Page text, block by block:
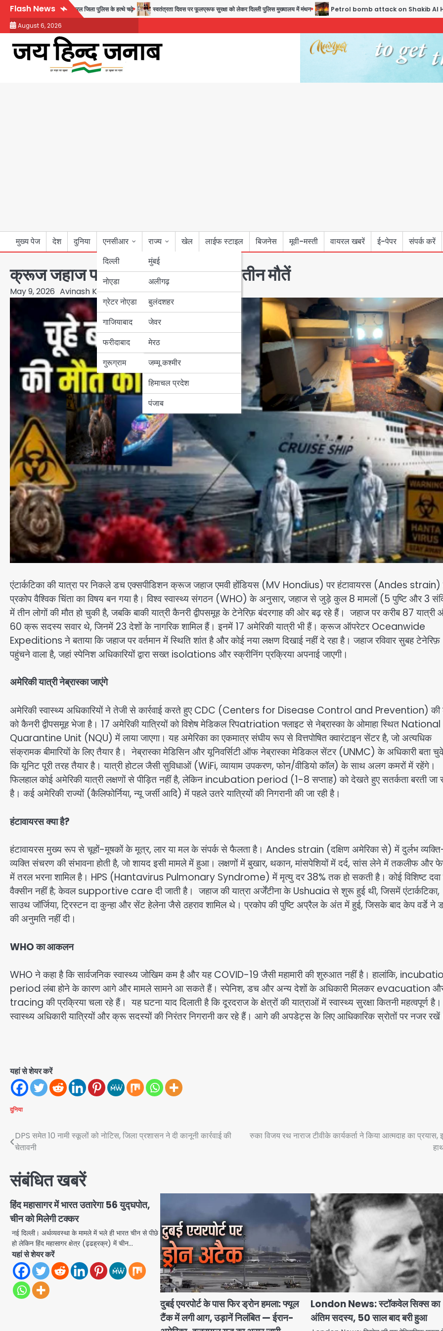
Skip
content
Flash News
बांग्लादेशी नागरिक सेंट्रल जिला पुलिस के हत्थे चढ़े स्वतंत्रता दिवस पर फूलप्रूफ सुरक्षा को लेकर दिल्ली पुलिस मुख्यालय में मंथन Petrol bomb attack on Shakib Al Hasan’s
August 6, 2026
मुख्य पेज देश दुनिया
एनसीआर
दिल्ली
नोएडा
ग्रेटर नोएडा
गाजियाबाद
फरीदाबाद
गुरूग्राम
राज्य
मुंबई
उत्तर प्रदेश
अलीगढ़
बुलंदशहर
जेवर
मेरठ
बिहार
पंजाब
हरियाणा
जम्मू कश्मीर
हिमाचल प्रदेश
पंजाब
खेल लाईफ स्टाइल बिजनेस मूवी-मस्ती वायरल खबरें ई-पेपर संपर्क करें
क्रूज जहाज पर हंटावायरस का प्रकोप, तीन मौतें
May 9, 2026 Avinash Kumar
एंटार्कटिका की यात्रा पर निकले डच एक्सपीडिशन क्रूज जहाज एमवी होंडियस (MV Hondius) पर हंटावायरस (Andes strain)
प्रकोप वैश्विक चिंता का विषय बन गया है। विश्व स्वास्थ्य संगठन (WHO) के अनुसार, जहाज से जुड़े कुल 8 मामलों (5 पुष्टि और 3
में तीन लोगों की मौत हो चुकी है, जबकि बाकी यात्री कैनरी द्वीपसमूह के टेनेरिफ़ बंदरगाह की ओर बढ़ रहे हैं। जहाज पर करीब 87 यात्री
60 क्रू सदस्य सवार थे, जिनमें 23 देशों के नागरिक शामिल हैं। इनमें 17 अमेरिकी यात्री भी हैं। क्रूज ऑपरेटर Oceanwide
Expeditions ने बताया कि जहाज पर वर्तमान में स्थिति शांत है और कोई नया लक्षण दिखाई नहीं दे रहा है। जहाज रविवार सुबह टेनेरिफ़
पहुंचने वाला है, जहां स्पेनिश अधिकारियों द्वारा सख्त isolations और स्क्रीनिंग प्रक्रिया अपनाई जाएगी।
अमेरिकी यात्री नेब्रास्का जाएंगे
अमेरिकी स्वास्थ्य अधिकारियों ने तेजी से कार्रवाई करते हुए CDC (Centers for Disease Control and Prevention) की
को कैनरी द्वीपसमूह भेजा है। 17 अमेरिकी यात्रियों को विशेष मेडिकल रिपatriation फ्लाइट से नेब्रास्का के ओमाहा स्थित National
Quarantine Unit (NQU) में लाया जाएगा। यह अमेरिका का एकमात्र संघीय रूप से वित्तपोषित क्वारंटाइन सेंटर है, जो अत्यधिक
संक्रामक बीमारियों के लिए तैयार है। नेब्रास्का मेडिसिन और यूनिवर्सिटी ऑफ नेब्रास्का मेडिकल सेंटर (UNMC) के अधिकारी बता
कि यूनिट पूरी तरह तैयार है। यात्री होटल जैसी सुविधाओं (WiFi, व्यायाम उपकरण, फोन/वीडियो कॉल) के साथ अलग कमरों में रहेंगे।
फिलहाल कोई अमेरिकी यात्री लक्षणों से पीड़ित नहीं है, लेकिन incubation period (1-8 सप्ताह) को देखते हुए सतर्कता बरती जा
है। कई अमेरिकी राज्यों (कैलिफोर्निया, न्यू जर्सी आदि) में पहले उतरे यात्रियों की निगरानी की जा रही है।
हंटावायरस क्या है?
हंटावायरस मुख्य रूप से चूहों-मूषकों के मूत्र, लार या मल के संपर्क से फैलता है। Andes strain (दक्षिण अमेरिका से) में दुर्लभ
व्यक्ति संचरण की संभावना होती है, जो शायद इसी मामले में हुआ। लक्षणों में बुखार, थकान, मांसपेशियों में दर्द, सांस लेने में तकलीफ और
में तरल भरना शामिल है। HPS (Hantavirus Pulmonary Syndrome) में मृत्यु दर 38% तक हो सकती है। कोई विशिष्ट दवा
वैक्सीन नहीं है; केवल supportive care दी जाती है। जहाज की यात्रा अर्जेंटीना के Ushuaia से शुरू हुई थी, जिसमें एंटार्कटिका,
साउथ जॉर्जिया, ट्रिस्टन दा कुन्हा और सेंट हेलेना जैसे ठहराव शामिल थे। प्रकोप की पुष्टि अप्रैल के अंत में हुई, जिसके बाद केप वर्डे ने
की अनुमति नहीं दी।
WHOका आकलन
WHO ने कहा है कि सार्वजनिक स्वास्थ्य जोखिम कम है और यह COVID-19 जैसी महामारी की शुरुआत नहीं है। हालांकि,
period लंबा होने के कारण आगे और मामले सामने आ सकते हैं। स्पेनिश, डच और अन्य देशों के अधिकारी मिलकर evacuation
tracing की प्रक्रिया चला रहे हैं। यह घटना याद दिलाती है कि दूरदराज के क्षेत्रों की यात्राओं में स्वास्थ्य सुरक्षा कितनी महत्वपूर्ण है।
स्वास्थ्य अधिकारी यात्रियों और क्रू सदस्यों की निरंतर निगरानी कर रहे हैं। आगे की अपडेट्स के लिए आधिकारिक स्रोतों पर नजर
यहां से शेयर करें
दुनिया
Post
DPS समेत 10 नामी स्कूलों को नोटिस, जिला प्रशासन ने दी कानूनी कार्रवाई की
चेतावनी
रुका विजय रथ नाराज टीवीके कार्यकर्ता ने किया आत्मदाह का
संबंधित खबरें
हिंद महासागर में भारत उतारेगा 56 युद्घपोत,
चीन को मिलेगी टक्कर
नई दिल्ली। अर्थव्यवस्था के मामले में भले ही भारत चीन से पीछे
हो लेकिन हिंद महासागर क्षेत्र (ढ्ढह्रक्र) में चीन…
यहां से शेयर करें
दुबई एयरपोर्ट के पास फिर ड्रोन हमला: फ्यूल
टैंक में लगी आग, उड़ानें निलंबित — ईरान-
London News: स्टॉकवेल सिक्स का
अंतिम सदस्य, 50 साल बाद बरी हुआ